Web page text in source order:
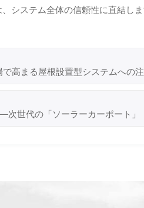
システム全体の信頼性に直結し
高まる屋根設置型システムへの注
世代の「ソーラーカーポート」